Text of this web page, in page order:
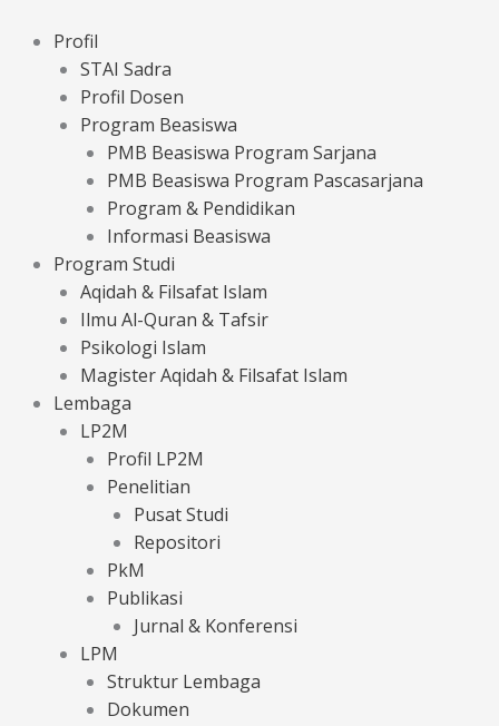
Profil
STAI Sadra
Profil Dosen
Program Beasiswa
PMB Beasiswa Program Sarjana
PMB Beasiswa Program Pascasarjana
Program & Pendidikan
Informasi Beasiswa
Program Studi
Aqidah & Filsafat Islam
Ilmu Al-Quran & Tafsir
Psikologi Islam
Magister Aqidah & Filsafat Islam
Lembaga
LP2M
Profil LP2M
Penelitian
Pusat Studi
Repositori
PkM
Publikasi
Jurnal & Konferensi
LPM
Struktur Lembaga
Dokumen